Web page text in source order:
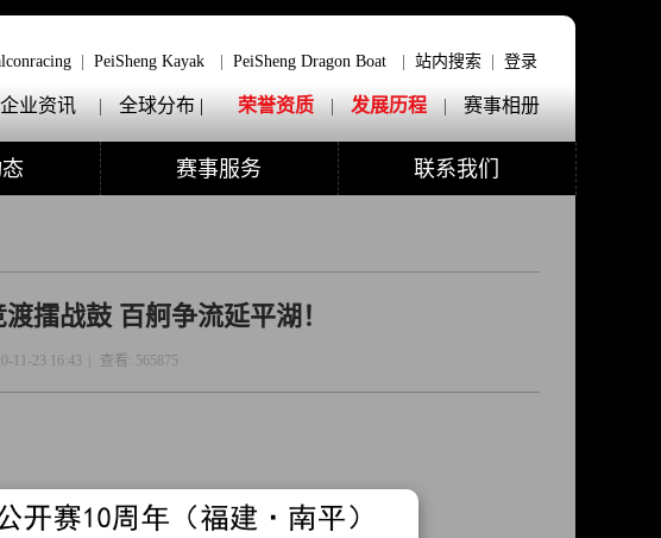
PeiSheng Kayak PeiSheng Dragon Boat 站内搜索 登录
企业资讯 | 全球分布 | 荣誉资质 | 发展历程 | 赛事相册
赛事服务 联系我们
擂战鼓 百舸争流延平湖！
11-23 16:43 查看: 565875